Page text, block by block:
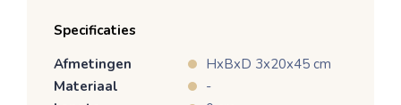
Specificaties
Afmetingen
HxBxD 3x20x45 cm
Materiaal
-